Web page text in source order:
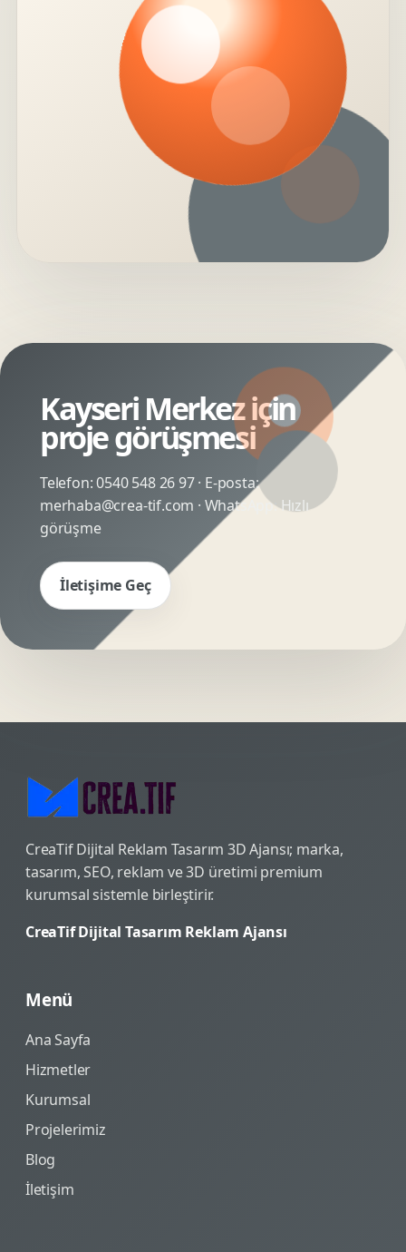
Kayseri Merkez için
proje görüşmesi
Telefon:0540 548 26 97· E-posta:
merhaba@crea-tif.com · WhatsApp:Hızlı
görüşme
İletişime Geç
CreaTif Dijital Reklam Tasarım 3D Ajansı; marka,
tasarım, SEO, reklam ve 3D üretimi premium
kurumsal sistemle birleştirir.
CreaTif Dijital Tasarım Reklam Ajansı
Menü
Ana Sayfa
Hizmetler
Kurumsal
Projelerimiz
Blog
İletişim